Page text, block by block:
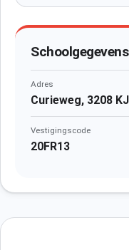
Schoolgegevens
Adres
Curieweg, 3208
Vestigingscode
20FR13